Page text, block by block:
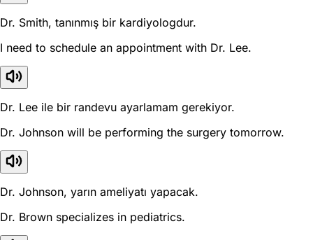
Dr. Smith, tanınmış bir kardiyologdur.
I need to schedule an appointment with Dr. Lee.
Dr. Lee ile bir randevu ayarlamam gerekiyor.
Dr. Johnson will be performing the surgery tomorrow.
Dr. Johnson, yarın ameliyatı yapacak.
Dr. Brown specializes in pediatrics.